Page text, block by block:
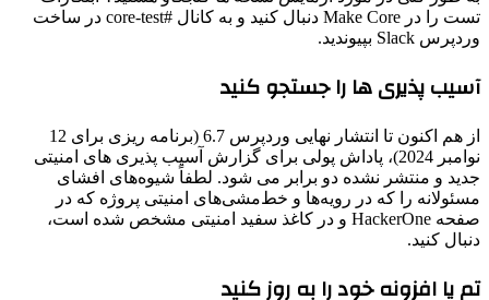
تست را در Make Core دنبال کنید و به کانال #core-test در ساخت
وردپرس Slack بپیوندید.
آسیب پذیری ها را جستجو کنید
از هم اکنون تا انتشار نهایی وردپرس 6.7 (برنامه ریزی برای 12
نوامبر 2024)، پاداش پولی برای گزارش آسیب پذیری های امنیتی
جدید و منتشر نشده دو برابر می شود. لطفاً شیوه‌های افشای
مسئولانه را که در رویه‌ها و خط‌مشی‌های امنیتی پروژه که در
صفحه HackerOne و در کاغذ سفید امنیتی مشخص شده است،
دنبال کنید.
تم یا افزونه خود را به روز کنید